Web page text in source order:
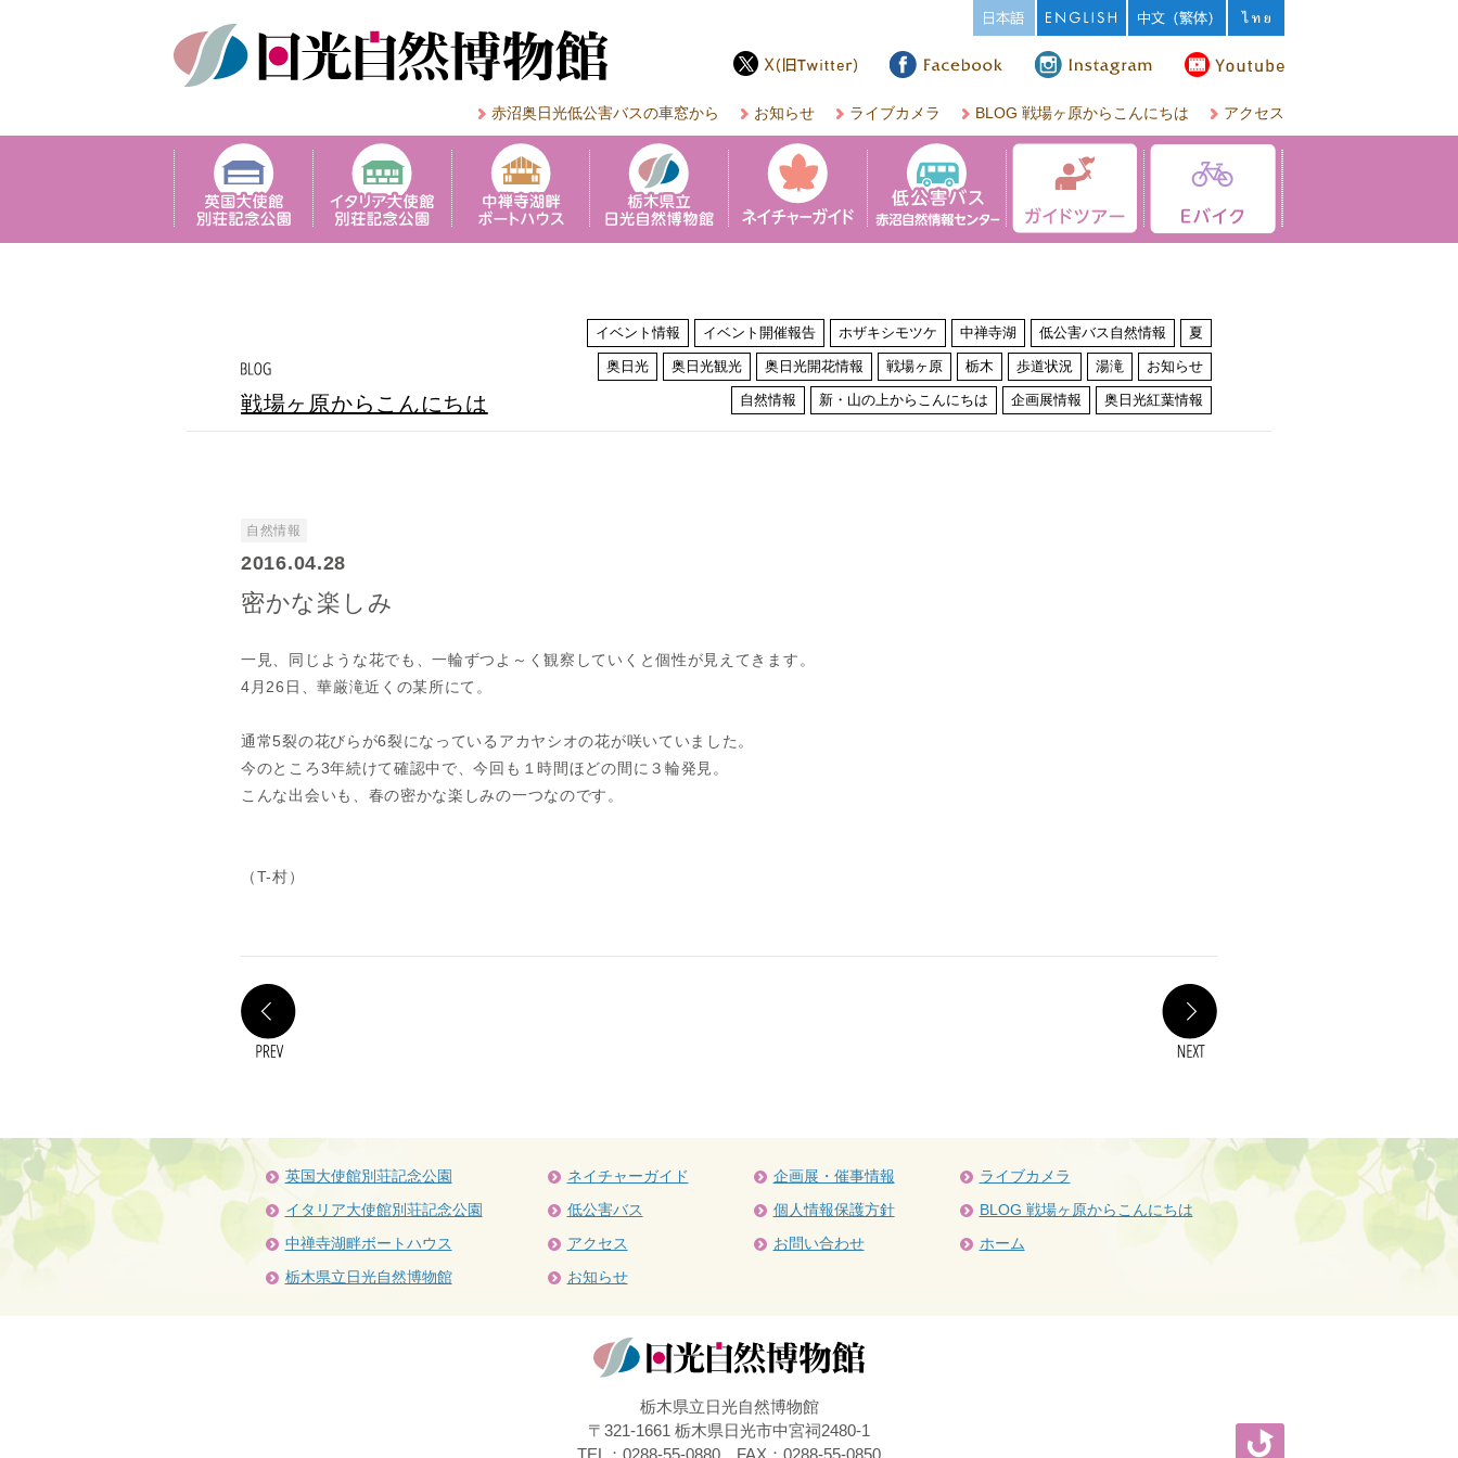
赤沼奥日光低公害バスの車窓から お知らせ ライブカメラ BLOG 戦場ヶ原からこんにちは アクセス
戦場ヶ原からこんにちは
イベント情報 イベント開催報告 ホザキシモツケ 中禅寺湖 低公害バス自然情報 夏
奥日光 奥日光観光 奥日光開花情報 戦場ヶ原 栃木 歩道状況 湯滝 お知らせ
自然情報 新・山の上からこんにちは 企画展情報 奥日光紅葉情報
自然情報
2016.04.28
密かな楽しみ
一見、同じような花でも、一輪ずつよ～く観察していくと個性が見えてきます。
4月26日、華厳滝近くの某所にて。
通常5裂の花びらが6裂になっているアカヤシオの花が咲いていました。
今のところ3年続けて確認中で、今回も１時間ほどの間に３輪発見。
こんな出会いも、春の密かな楽しみの一つなのです。
（T-村）
英国大使館別荘記念公園
イタリア大使館別荘記念公園
中禅寺湖畔ボートハウス
栃木県立日光自然博物館
ネイチャーガイド
低公害バス
アクセス
お知らせ
企画展・催事情報
個人情報保護方針
お問い合わせ
ライブカメラ
BLOG 戦場ヶ原からこんにちは
ホーム
栃木県立日光自然博物館
〒321-1661 栃木県日光市中宮祠2480-1
TEL：0288-55-0880 FAX：0288-55-0850